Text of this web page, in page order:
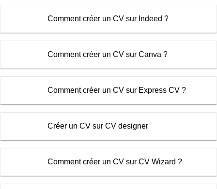
Comment créer un CV sur Indeed ?
Comment créer un CV sur Canva ?
Comment créer un CV sur Express CV ?
Créer un CV sur CV designer
Comment créer un CV sur CV Wizard ?